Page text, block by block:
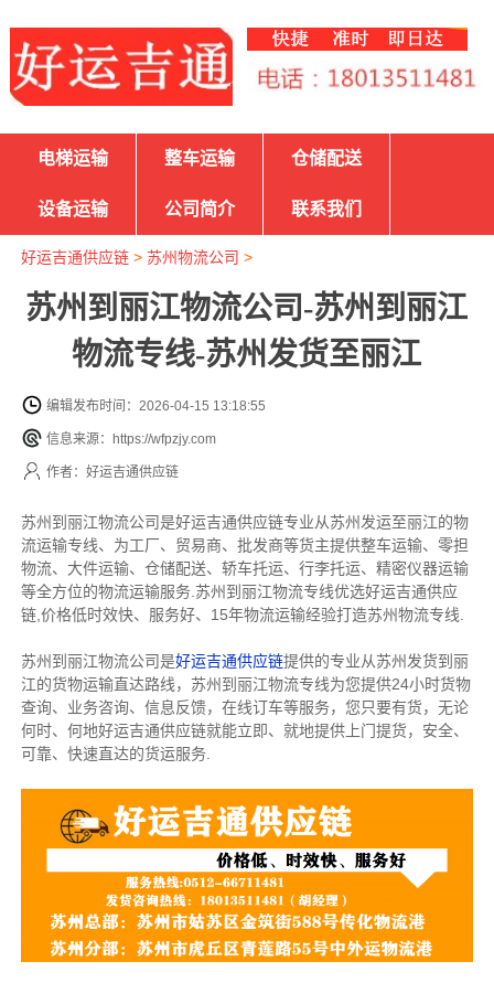
电梯运输 整车运输 仓储配送
设备运输 公司简介 联系我们
好运吉通供应链> 苏州物流公司 >
苏州到丽江物流公司-苏州到丽江
物流专线-苏州发货至丽江
编辑发布时间：2026-04-15 13:18:55
信息来源：https://wfpzjy.com
作者：好运吉通供应链
苏州到丽江物流公司是好运吉通供应链专业从苏州发运至丽江的物
流运输专线、为工厂、贸易商、批发商等货主提供整车运输、零担
物流、大件运输、仓储配送、轿车托运、行李托运、精密仪器运输
等全方位的物流运输服务.苏州到丽江物流专线优选好运吉通供应
链,价格低时效快、服务好、15年物流运输经验打造苏州物流专线.
苏州到丽江物流公司是好运吉通供应链提供的专业从苏州发货到丽
江的货物运输直达路线，苏州到丽江物流专线为您提供24小时货物
查询、业务咨询、信息反馈，在线订车等服务，您只要有货，无论
何时、何地好运吉通供应链就能立即、就地提供上门提货，安全、
可靠、快速直达的货运服务.